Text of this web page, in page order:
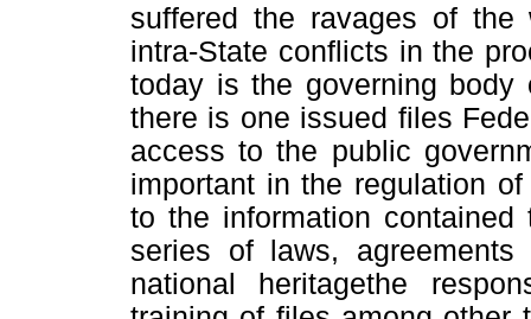
suffered the ravages of
intra-State conflicts in the
today is the governing
there is one issued files
access to the public
important in the regulation
to the information
series of laws,
national heritagethe